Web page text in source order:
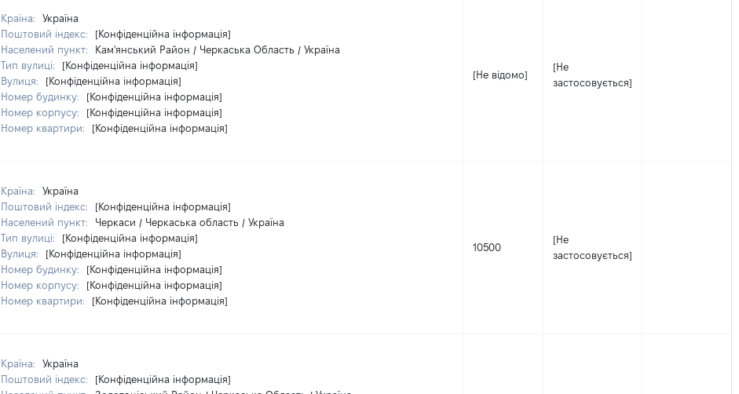
Країна:
Україна
Поштовий індекс:
[Конфіденційна інформація]
Населений пункт:
Кам'янський Район / Черкаська Область / Україна
Тип вулиці:
[Конфіденційна інформація]
Вулиця:
[Конфіденційна інформація]
Номер будинку:
[Конфіденційна інформація]
Номер корпусу:
[Конфіденційна інформація]
Номер квартири:
[Конфіденційна інформація]
[Не відомо]
[Не
застосовується]
Країна:
Україна
Поштовий індекс:
[Конфіденційна інформація]
Населений пункт:
Черкаси / Черкаська область / Україна
Тип вулиці:
[Конфіденційна інформація]
Вулиця:
[Конфіденційна інформація]
Номер будинку:
[Конфіденційна інформація]
Номер корпусу:
[Конфіденційна інформація]
Номер квартири:
[Конфіденційна інформація]
10500
[Не
застосовується]
Країна:
Україна
Поштовий індекс:
[Конфіденційна інформація]